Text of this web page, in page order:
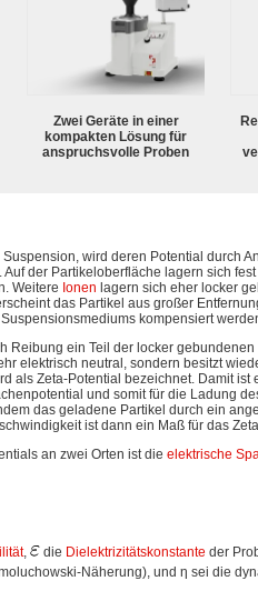
Zwei Geräte in einer
kompakten Lösung für
anspruchsvolle Proben
wird deren Potential durch
der Partikeloberfläche lagern sich
Weitere Ionen lagern sich eher locker
das Partikel aus großer
kompensiert
Reibung ein Teil der locker
elektrisch neutral, sondern besitzt
als Zeta-Potential bezeichnet. Damit
und somit für die Ladung
das geladene Partikel durch ein
ist dann ein Maß für das
an zwei Orten ist die elektrische
, die Dielektrizitätskonstante der
Näherung), und η sei die